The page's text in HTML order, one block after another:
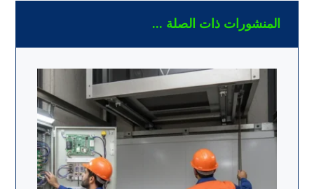
المنشورات ذات الصلة ...